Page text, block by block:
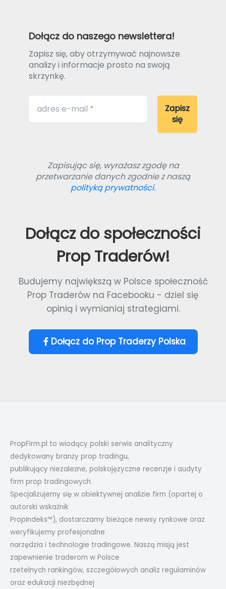
Dołącz do naszego newslettera!
Zapisz się, aby otrzymywać najnowsze
analizy i informacje prosto na swoją
skrzynkę.
Zapisując się, wyrażasz zgodę na
przetwarzanie danych zgodnie z naszą
polityką prywatności.
Dołącz do społeczności
Prop Traderów!
Budujemy największą w Polsce społeczność
Prop Traderów na Facebooku - dziel się
opinią i wymianiaj strategiami.
Dołącz do Prop Traderzy Polska
PropFirm.pl to wiodący polski serwis analityczny
dedykowany branży prop tradingu,
publikujący niezależne, polskojęzyczne recenzje i audyty
firm prop tradingowych.
Specjalizujemy się w obiektywnej analizie firm (opartej o
autorski wskaźnik
PropIndeks™), dostarczamy bieżące newsy rynkowe oraz
weryfikujemy profesjonalne
narzędzia i technologie tradingowe. Naszą misją jest
zapewnienie traderom w Polsce
rzetelnych rankingów, szczegółowych analiz regulaminów
oraz edukacji niezbędnej